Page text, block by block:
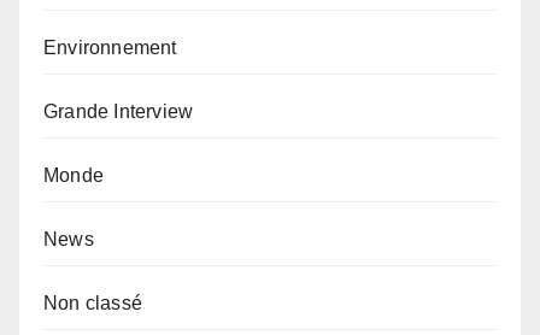
Environnement
Grande Interview
Monde
News
Non classé